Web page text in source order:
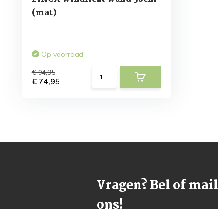
(mat)
Op voorraad
€ 94,95
€ 74,95
Vragen? Bel of mail
ons!